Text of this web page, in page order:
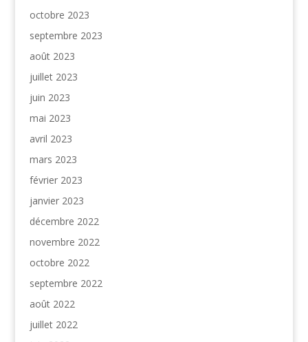
octobre 2023
septembre 2023
août 2023
juillet 2023
juin 2023
mai 2023
avril 2023
mars 2023
février 2023
janvier 2023
décembre 2022
novembre 2022
octobre 2022
septembre 2022
août 2022
juillet 2022